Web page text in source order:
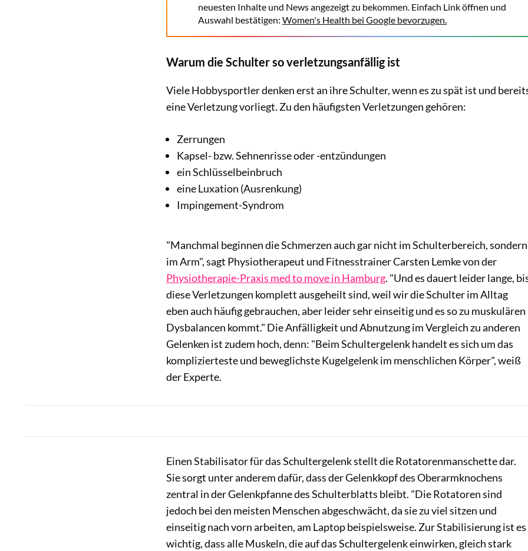
neuesten Inhalte und News angezeigt zu bekommen. Einfach Link öffnen und
Auswahl bestätigen: Women's Health bei Google bevorzugen.
Warum die Schulter so verletzungsanfällig ist
Viele Hobbysportler denken erst an ihre Schulter, wenn es zu spät ist und
eine Verletzung vorliegt. Zu den häufigsten Verletzungen gehören:
Zerrungen
Kapsel- bzw. Sehnenrisse oder -entzündungen
ein Schlüsselbeinbruch
eine Luxation (Ausrenkung)
Impingement-Syndrom
"Manchmal beginnen die Schmerzen auch gar nicht im Schulterbereich, sondern
im Arm", sagt Physiotherapeut und Fitnesstrainer Carsten Lemke von der
Physiotherapie-Praxis med to move in Hamburg. "Und es dauert leider lange,
diese Verletzungen komplett ausgeheilt sind, weil wir die Schulter im Alltag
eben auch häufig gebrauchen, aber leider sehr einseitig und es so zu muskulären
Dysbalancen kommt." Die Anfälligkeit und Abnutzung im Vergleich zu anderen
Gelenken ist zudem hoch, denn: "Beim Schultergelenk handelt es sich um das
komplizierteste und beweglichste Kugelgelenk im menschlichen Körper", weiß
der Experte.
Einen Stabilisator für das Schultergelenk stellt die Rotatorenmanschette dar.
Sie sorgt unter anderem dafür, dass der Gelenkkopf des Oberarmknochens
zentral in der Gelenkpfanne des Schulterblatts bleibt. "Die Rotatoren sind
jedoch bei den meisten Menschen abgeschwächt, da sie zu viel sitzen und
einseitig nach vorn arbeiten, am Laptop beispielsweise. Zur Stabilisierung ist es
wichtig, dass alle Muskeln, die auf das Schultergelenk einwirken, gleich stark